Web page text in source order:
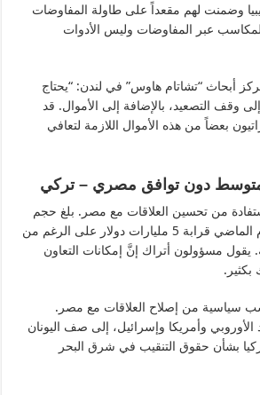
وضمنت لهم مقعداً على طاولة المفاوضات
المكاسب عبر المفاوضات وليس الأدوات
أبحاث “تشاتام هاوس” في لندن: “يحتاج
وقف التصعيد، بالإضافة إلى الأموال. قد
بعضاً من هذه الأموال اللازمة لتعافي
دون توافق مصري – تركي
من تحسين العلاقات مع مصر. بلغ حجم
التجارة بين البلدين العام الماضي قرابة 5 مليارات دولار على الرغم من
يقول مسؤولون أتراك إنَّ إمكانات التعاون
سياسية من إصلاح العلاقات مع مصر.
الأوروبي وأمريكا وإسرائيل، إلى صف اليونان
بشأن حقوق التنقيب في شرق البحر